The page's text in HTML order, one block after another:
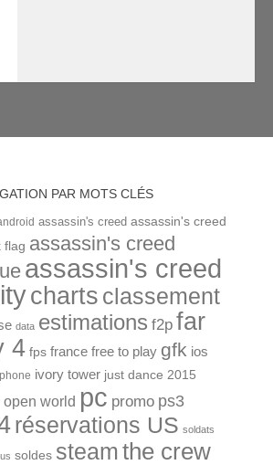
PAR MOTS CLÉS
assassin's creed assassin's creed
flag assassin's creed
assassin's creed
charts classement
data estimations f2p far
4 fps france free to play gfk ios
ivory tower just dance 2015
open world pc promo ps3
réservations US soldats
soldes steamthe crew